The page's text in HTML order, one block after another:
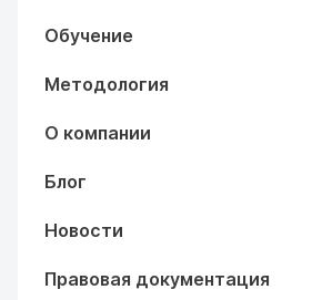
Обучение
Методология
О компании
Блог
Новости
Правовая документация